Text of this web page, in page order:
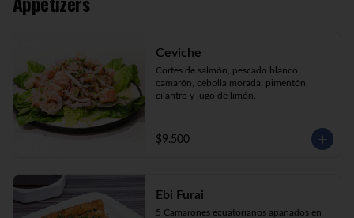
Katsu Roll (10) Pollo, queso crema,
cebollín, apanado en panko.
Ceviche
Cortes de salmón, pescado blanco,
camarón, cebolla morada, pimentón,
cilantro y jugo de limón.
$9.500
Ebi Furai
5 Camarones ecuatorianos apanados en